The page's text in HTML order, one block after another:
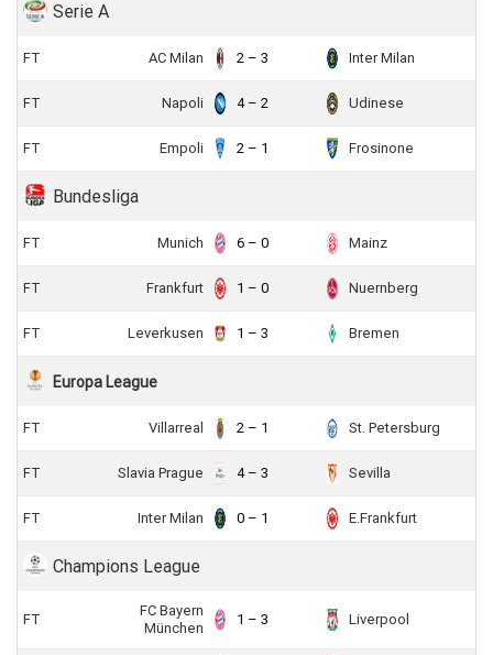
Serie A
FT AC Milan 2 – 3 Inter Milan
FT Napoli 4 – 2 Udinese
FT Empoli 2 – 1 Frosinone
Bundesliga
FT Munich 6 – 0 Mainz
FT Frankfurt 1 – 0 Nuernberg
FT Leverkusen 1 – 3 Bremen
Europa League
FT Villarreal 2 – 1 St. Petersburg
FT Slavia Prague 4 – 3 Sevilla
FT Inter Milan 0 – 1 E.Frankfurt
Champions League
FT
FC Bayern
München
1 – 3 Liverpool